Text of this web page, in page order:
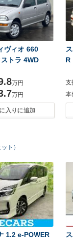
ヴィオ 660
トラ 4WD
万円
万円
入りに追加
R
支
本
ト）
1.2 e-POWER